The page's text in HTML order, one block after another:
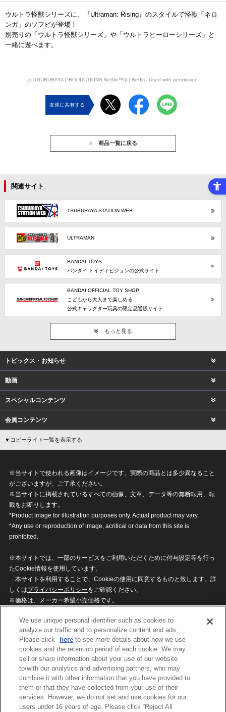
ウルトラ怪獣シリーズに、『Ultraman: Rising』のスタイルで怪獣「ネロ
ンガ」のソフビが登場！
別売りの「ウルトラ怪獣シリーズ」や「ウルトラヒーローシリーズ」と
一緒に遊べます。
,(c)TSUBURAYA PRODUCTIONS,Netflix™/(c) Netflix. Used with permission.
友達に共有する
商品一覧に戻る
関連サイト
TSUBURAYA STATION WEB
ULTRAMAN
BANDAI TOYS
バンダイ トイディビジョンの公式サイト
BANDAI OFFICIAL TOY SHOP
こどもから大人まで楽しめる
公式キャラクター玩具の限定品通販サイト
もっと見る
トピックス・お知らせ
動画
スペシャルコンテンツ
会員コンテンツ
▼コピーライト一覧を表示する
※当サイトで使われる画像はイメージです。実際の商品とは多少異なること
がございますが、ご了承ください。
※当サイトに掲載されているすべての画像、文章、データ等の無断転用、転
載をお断りします。
*Product image for illustration purposes only. Actual product may vary.
*Any use or reproduction of image, acritical or data from this site is
prohibited.
※本サイトでは、一部のサービスをご利用いただくために付与設定等を行っ
たCookie情報を使用しています。
本サイトを利用することで、Cookieの使用に同意するものと致します。詳
しくはプライバシーポリシーをご確認ください。
※価格は、メーカー希望小売価格です。
ざいますのでご了承ください。
privacypolicy
Do Not Sell or Share My
Personal Information
ウェブサイトご利用条件
ソーシャルメディアポリシー
個人情報保護方針
お問い合わせ
We use unique personal identifier such as cookies to
analyze our traffic and to personalize content and ads.
Please click
here to see more details about how we use
cookies and the retention period of each cookie. We may
sell or share information about your use of our website
to/with our analytics and advertising partners, who may
combine it with other information that you have provided to
them or that they have collected from your use of their
services. However, we do not set and use cookies for our
users under 16 years of age. Please click “Reject All